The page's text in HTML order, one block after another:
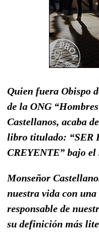
Quien fuera Obispo
de la ONG
Castellanos, acaba
libro titulado: “SER
CREYENTE” bajo
Monseñor
nuestra vida con
responsable de
su definición más